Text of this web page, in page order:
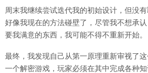
周末我继续尝试迭代我的初始设计，但没
好像我现在的方法碰壁了，尽管我不想承
要我满意的东西，我可能不得不重新开始。
最终，我发现自己从第一原理重新审视了
一个解密游戏，玩家必须在其中完成各种